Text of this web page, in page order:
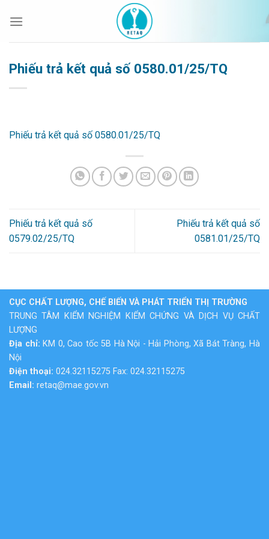
qua
Phiếu trả kết quả số 0580.01/25/TQ
Phiếu trả kết quả số 0580.01/25/TQ
Phiếu trả kết quả số
0579.02/25/TQ
Phiếu trả kết quả số
0581.01/25/TQ
CỤC CHẤT LƯỢNG, CHẾ BIẾN VÀ PHÁT TRIỂN THỊ TRƯỜNG
TRUNG TÂM KIỂM NGHIỆM KIỂM CHỨNG VÀ DỊCH VỤ CHẤT
LƯỢNG
Địa chỉ: KM 0, Cao tốc 5B Hà Nội - Hải Phòng, Xã Bát Tràng, Hà
Nội
Điện thoại: 024.32115275 Fax: 024.32115275
Email: retaq@mae.gov.vn